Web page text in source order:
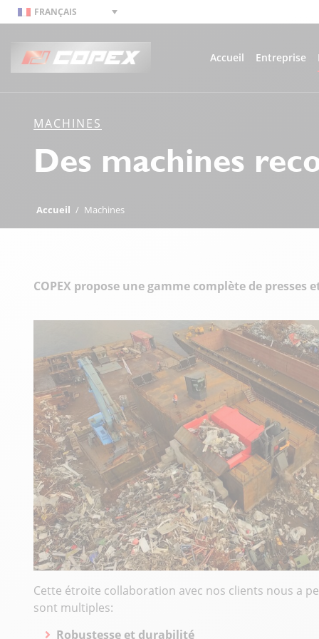
FRANÇAIS
Accueil Entreprise
MACHINES
Des machines
Accueil / Machines
COPEX propose une gamme complète de
Cette étroite collaboration avec nos clients nous a
sont multiples:
Robustesse et durabilité